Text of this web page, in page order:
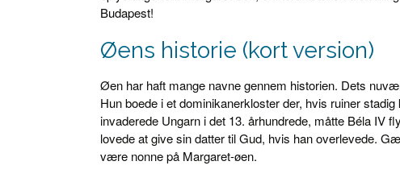
Budapest!
Øens historie (kort version)
Øen har haft mange navne gennem historien. Dets
Hun boede i et dominikanerkloster der, hvis ruiner
invaderede Ungarn i det 13. århundrede, måtte Béla IV
lovede at give sin datter til Gud, hvis han overlevede.
være nonne på Margaret-øen.